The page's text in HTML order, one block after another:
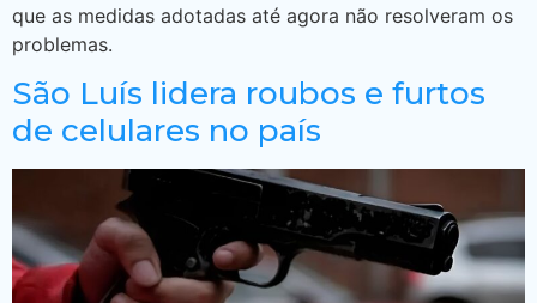
que as medidas adotadas até agora não resolveram os
problemas.
São Luís lidera roubos e furtos
de celulares no país